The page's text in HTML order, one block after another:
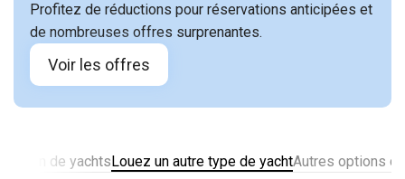
Profitez de réductions pour réservations anticipées et
de nombreuses offres surprenantes.
Voir les offres
de yachtsLouez un autre type de yachtAutres options